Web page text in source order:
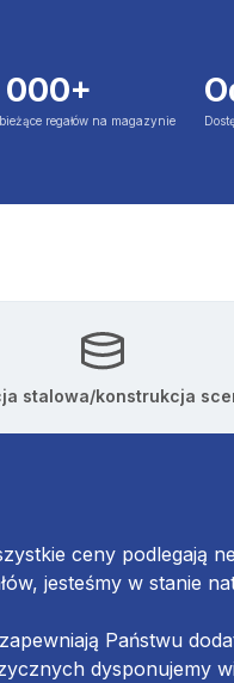
000+
regałów na magazynie
stalowa/konstrukcja
ceny podlegają
jesteśmy w stanie
Państwu
dysponujemy